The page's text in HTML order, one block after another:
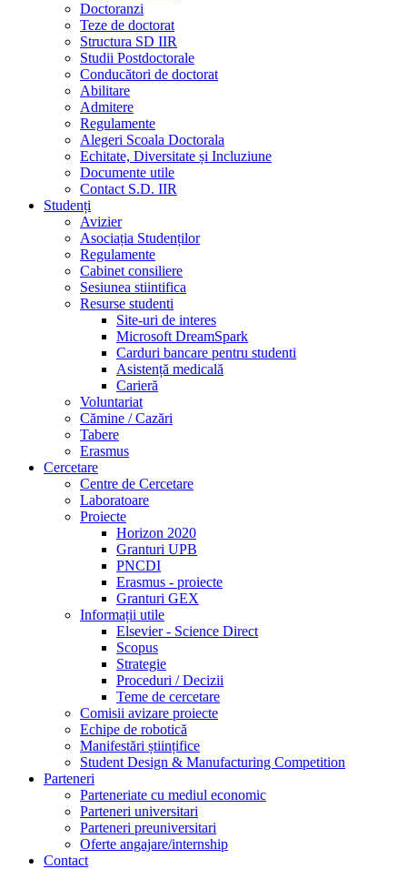
Doctoranzi
Teze de doctorat
Structura SD IIR
Studii Postdoctorale
Conducători de doctorat
Abilitare
Admitere
Regulamente
Alegeri Scoala Doctorala
Echitate, Diversitate și Incluziune
Documente utile
Contact S.D. IIR
Studenți
Avizier
Asociația Studenților
Regulamente
Cabinet consiliere
Sesiunea stiintifica
Resurse studenti
Site-uri de interes
Microsoft DreamSpark
Carduri bancare pentru studenti
Asistență medicală
Carieră
Voluntariat
Cămine / Cazări
Tabere
Erasmus
Cercetare
Centre de Cercetare
Laboratoare
Proiecte
Horizon 2020
Granturi UPB
PNCDI
Erasmus - proiecte
Granturi GEX
Informații utile
Elsevier - Science Direct
Scopus
Strategie
Proceduri / Decizii
Teme de cercetare
Comisii avizare proiecte
Echipe de robotică
Manifestări științifice
Student Design & Manufacturing Competition
Parteneri
Parteneriate cu mediul economic
Parteneri universitari
Parteneri preuniversitari
Oferte angajare/internship
Contact